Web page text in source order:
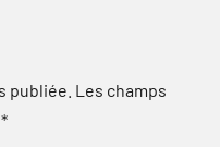
publiée. Les champs
*